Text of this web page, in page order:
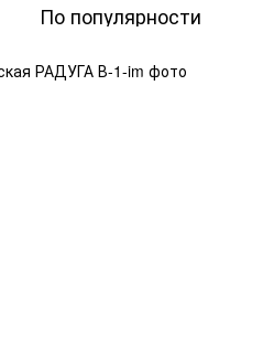
По популярности